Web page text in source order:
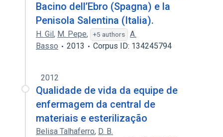
Bacino dell’Ebro (Spagna) e la
Penisola Salentina (Italia).
H. Gil, M. Pepe, +5 authors
A.
Basso
2013 Corpus ID: 134245794
2012
Qualidade de vida da equipe de
enfermagem da central de
materiais e esterilização
Belisa Talhaferro, D. B.